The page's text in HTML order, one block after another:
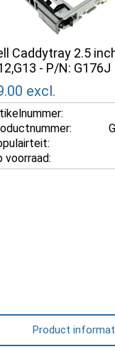
Caddytray 2.5
- P/N: G176J
excl.
voorraad:
Product